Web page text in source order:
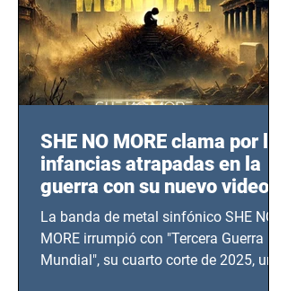
SHE NO MORE clama por las
infancias atrapadas en la
guerra con su nuevo video
TERCERA GUERRA
MUNDIAL
La banda de metal sinfónico SHE NO
MORE irrumpió con "Tercera Guerra
Mundial", su cuarto corte de 2025, un